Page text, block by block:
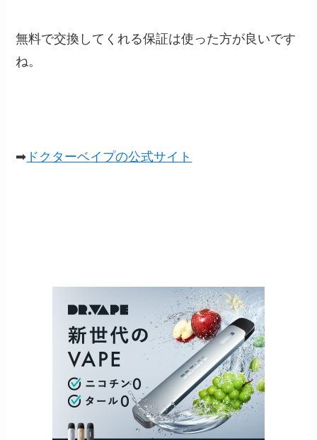
無料で交換してくれる保証は使った方が良いです
ね。
➡ ドクターベイプの公式サイト